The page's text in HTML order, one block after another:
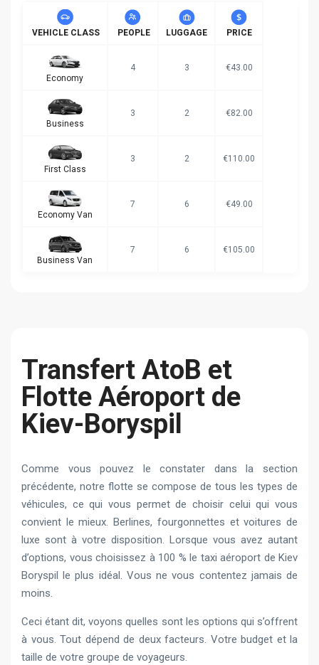
VEHICLE CLASS PEOPLE LUGGAGE PRICE
Economy
4 3 €43.00
Business
3 2 €82.00
First Class
3 2 €110.00
Economy Van
7 6 €49.00
Business Van
7 6 €105.00
Transfert AtoB et
Flotte Aéroport de
Kiev-Boryspil
Comme vous pouvez le constater dans la section
précédente, notre flotte se compose de tous les types de
véhicules, ce qui vous permet de choisir celui qui vous
convient le mieux. Berlines, fourgonnettes et voitures de
luxe sont à votre disposition. Lorsque vous avez autant
d’options, vous choisissez à 100 % le taxi aéroport de Kiev
Boryspil le plus idéal. Vous ne vous contentez jamais de
moins.
Ceci étant dit, voyons quelles sont les options qui s’offrent
à vous. Tout dépend de deux facteurs. Votre budget et la
taille de votre groupe de voyageurs.